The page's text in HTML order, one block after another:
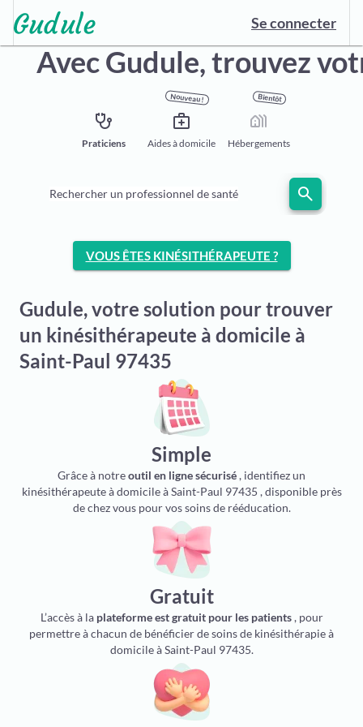
Se connecter
Avec Gudule,trouvez
stethoscope
Praticiens
Nouveau !
medical_services
Aides à domicile
Bientôt
holiday_village
Hébergements
Rechercher un professionnel de santé search
VOUS ÊTES KINÉSITHÉRAPEUTE ?
Gudule, votre solution pour trouver
un kinésithérapeute à domicile à
Saint-Paul 97435
Simple
Grâce à notreoutil en ligne sécurisé, identifiez un
kinésithérapeute à domicile à Saint-Paul 97435 , disponible près
de chez vous pour vos soins de rééducation.
Gratuit
L’accès à la plateforme est gratuit pour les patients, pour
permettre à chacun de bénéficier de soins de kinésithérapie à
domicile à Saint-Paul 97435.